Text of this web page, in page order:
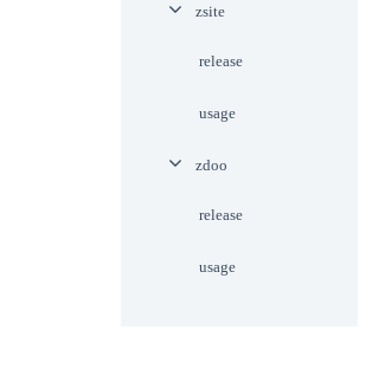
zsite
release
usage
zdoo
release
usage